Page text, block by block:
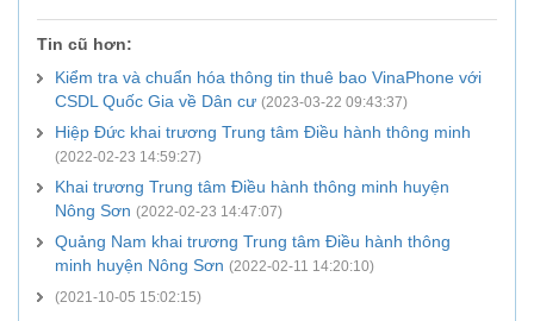
Tin cũ hơn:
Kiểm tra và chuẩn hóa thông tin thuê bao VinaPhone với
CSDL Quốc Gia về Dân cư (2023-03-22 09:43:37)
Hiệp Đức khai trương Trung tâm Điều hành thông minh
(2022-02-23 14:59:27)
Khai trương Trung tâm Điều hành thông minh huyện
Nông Sơn (2022-02-23 14:47:07)
Quảng Nam khai trương Trung tâm Điều hành thông
minh huyện Nông Sơn (2022-02-11 14:20:10)
(2021-10-05 15:02:15)